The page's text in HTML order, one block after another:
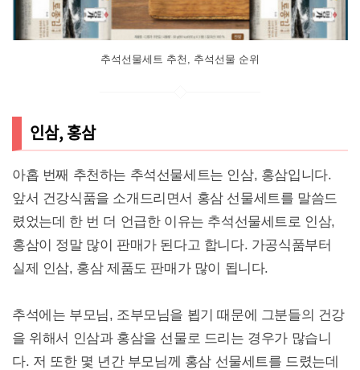
추석선물세트 추천, 추석선물 순위
인삼, 홍삼
아홉 번째 추천하는 추석선물세트는 인삼, 홍삼입니다.
앞서 건강식품을 소개드리면서 홍삼 선물세트를 말씀드
렸었는데 한 번 더 언급한 이유는 추석선물세트로 인삼,
홍삼이 정말 많이 판매가 된다고 합니다. 가공식품부터
실제 인삼, 홍삼 제품도 판매가 많이 됩니다.
추석에는 부모님, 조부모님을 뵙기 때문에 그분들의 건강
을 위해서 인삼과 홍삼을 선물로 드리는 경우가 많습니
다. 저 또한 몇 년간 부모님께 홍삼 선물세트를 드렸는데